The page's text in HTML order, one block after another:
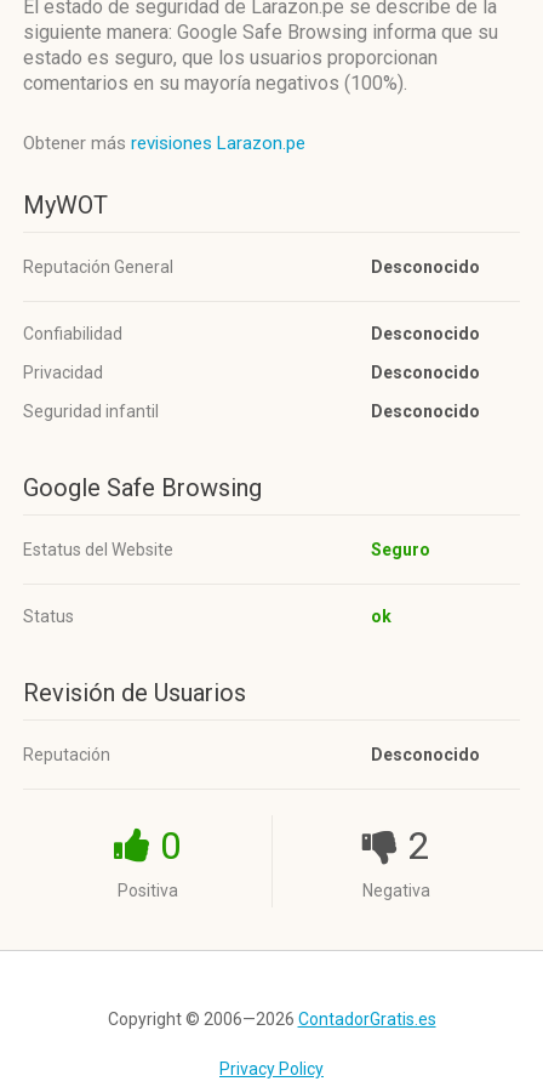
El estado de seguridad de Larazon.pe se describe de la
siguiente manera: Google Safe Browsing informa que su
estado es seguro, que los usuarios proporcionan
comentarios en su mayoría negativos (100%).
Obtener más revisiones Larazon.pe
MyWOT
Reputación General Desconocido
Confiabilidad
Desconocido
Privacidad
Desconocido
Seguridad infantil
Desconocido
Google Safe Browsing
Estatus del Website Seguro
Status ok
Revisión de Usuarios
Reputación Desconocido
0
Positiva
2
Negativa
Copyright © 2006—2026 ContadorGratis.es
Privacy Policy